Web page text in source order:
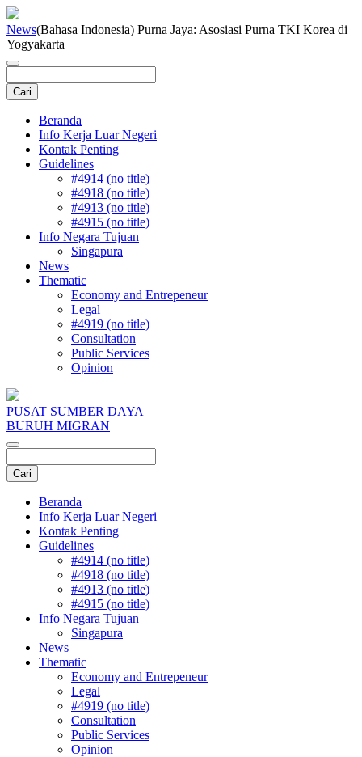
News(Bahasa Indonesia) Purna Jaya: Asosiasi Purna TKI Korea di
Yogyakarta
Beranda
Info Kerja Luar Negeri
Kontak Penting
Guidelines
#4914 (no title)
#4918 (no title)
#4913 (no title)
#4915 (no title)
Info Negara Tujuan
Singapura
News
Thematic
Economy and Entrepeneur
Legal
#4919 (no title)
Consultation
Public Services
Opinion
PUSAT SUMBER DAYA
BURUH MIGRAN
Beranda
Info Kerja Luar Negeri
Kontak Penting
Guidelines
#4914 (no title)
#4918 (no title)
#4913 (no title)
#4915 (no title)
Info Negara Tujuan
Singapura
News
Thematic
Economy and Entrepeneur
Legal
#4919 (no title)
Consultation
Public Services
Opinion